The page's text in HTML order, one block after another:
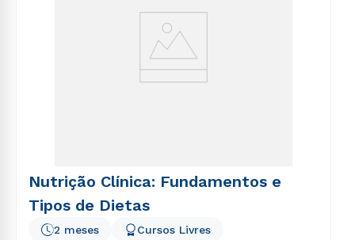
Nutrição Clínica: Fundamentos e
Tipos de Dietas
2 meses Cursos Livres